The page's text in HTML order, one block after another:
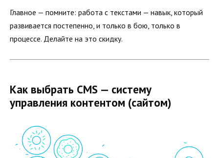
Главное — помните: работа с текстами — навык, который
развивается постепенно, и только в бою, только в
процессе. Делайте на это скидку.
Как выбрать CMS — систему
управления контентом (сайтом)